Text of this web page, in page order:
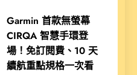
Garmin 首款無螢幕
CIRQA 智慧手環登
場！免訂閱費、10 天
續航重點規格一次看